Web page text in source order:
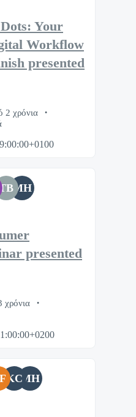
Your
Workflow
presented
2 χρόνια
TBMH
presented
χρόνια
KCMH